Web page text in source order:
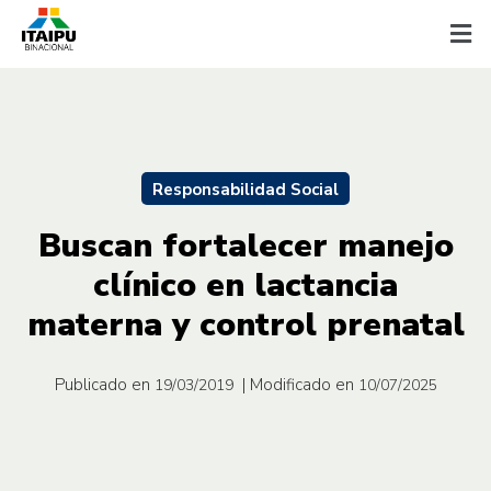
Responsabilidad Social
Buscan fortalecer manejo
clínico en lactancia
materna y control prenatal
Publicado en 19/03/2019 | Modificado en 10/07/2025